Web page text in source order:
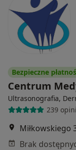
Bezpieczne
Centrum
Ultrasonografia,
239
Miłkowskiego